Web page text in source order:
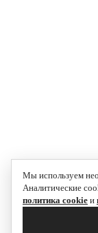
Мы используем
Аналитические
политика cookie и